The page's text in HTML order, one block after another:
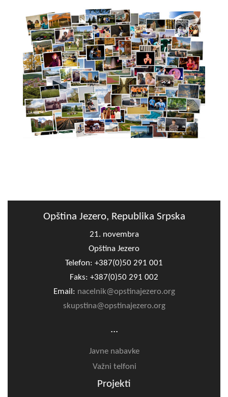
Opština Jezero, Republika Srpska
21. novembra
Opština Jezero
Telefon: +387(0)50 291 001
Faks: +387(0)50 291 002
Email: nacelnik@opstinajezero.org
skupstina@opstinajezero.org
...
Javne nabavke
Važni telfoni
Projekti